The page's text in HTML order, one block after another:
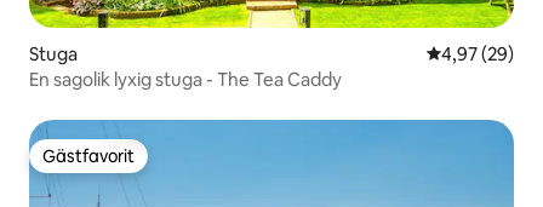
Stuga 4,97 av 5 i
4,97 (29)
En sagolik lyxig stuga - The Tea Caddy
Gästfavorit
Gästfavorit